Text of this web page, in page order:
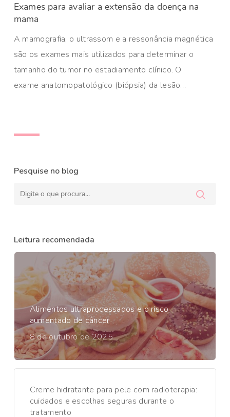
Exames para avaliar a extensão da doença na
mama
A mamografia, o ultrassom e a ressonância magnética
são os exames mais utilizados para determinar o
tamanho do tumor no estadiamento clínico. O
exame anatomopatológico (biópsia) da lesão…
Pesquise no blog
Leitura recomendada
Alimentos ultraprocessados e o risco
aumentado de câncer
8 de outubro de 2025
Creme hidratante para pele com radioterapia:
cuidados e escolhas seguras durante o
tratamento